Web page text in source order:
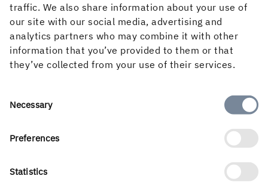
traffic. We also share information about your use of
our site with our social media, advertising and
analytics partners who may combine it with other
information that you’ve provided to them or that
they’ve collected from your use of their services.
Consent
Necessary
Preferences
Statistics
PUBLICERAD
21 september, 2015, 10:00